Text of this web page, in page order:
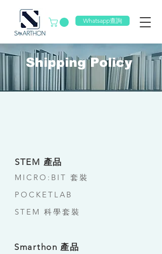
Whatsapp查詢
Shipping Policy
STEM 產品
MICRO:BIT 套裝
POCKETLAB
STEM 科學套裝
Smarthon 產品